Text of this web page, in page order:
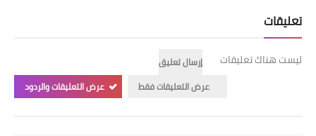
تعليقات
ليست هناك تعليقات
إرسال تعليق
عرض التعليقات فقط
عرض التعليقات والردود